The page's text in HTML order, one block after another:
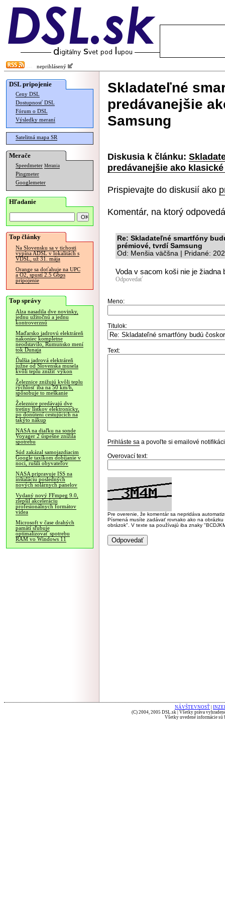
neprihlásený
DSL pripojenie
Ceny DSL
Dostupnosť DSL
Fórum o DSL
Výsledky meraní
Satelitná mapa SR
Merače
Speedmeter Merania
Pingmeter
Googlemeter
Hľadanie
Top články
Na Slovensku sa v tichosti
vypína ADSL v lokalitách s
VDSL, už 31. mája
Orange sa doťahuje na UPC
a O2, spustí 2.5 Gbps
pripojenie
Top správy
Alza nasadila dve novinky,
jednu užitočnú a jednu
kontroverznú
Maďarsko jadrovú elektráreň
nakoniec kompletne
neodstavilo, Rumunsko mení
tok Dunaja
Ďalšia jadrová elektráreň
južne od Slovenska musela
kvôli teplu znížiť výkon
Železnice znižujú kvôli teplu
rýchlosť iba na 50 km/h,
spôsobuje to meškanie
Železnice predávajú dve
tretiny lístkov elektronicky,
po donútení cestujúcich na
takýto nákup
NASA na diaľku na sonde
Voyager 2 úspešne znížila
spotrebu
Súd zakázal samojazdiacim
Google taxíkom dobíjanie v
noci, rušili obyvateľov
NASA pripravuje ISS na
inštaláciu posledných
nových solárnych panelov
Vydaný nový FFmpeg 9.0,
zlepšil akceleráciu
profesionálnych formátov
videa
Microsoft v čase drahých
pamätí sľubuje
optimalizovať spotrebu
RAM vo Windows 11
Skladateľné
predávanejšie
Samsung
Diskusia k článku:
predávanejšie ako
Prispievajte do diskusií ako
Komentár, na ktorý
Re: Skladateľné smartfóny
prémiové, tvrdí Samsung
Od: Menšia väčšna | Pridané:
Voda v sacom koši nie je žiadna
Odpovedať
Meno:
Titulok:
Text:
Prihláste sa a povoľte si emailové
Overovací text:
Pre overenie, že komentár sa nepridáva
Písmená musíte zadávať rovnako ako na
obrázok". V texte sa používajú iba znaky
NÁVŠTEVNOSŤ
(C) 2004, 2005 DSL.sk | Všetky práva
Všetky uvedené informácie sú